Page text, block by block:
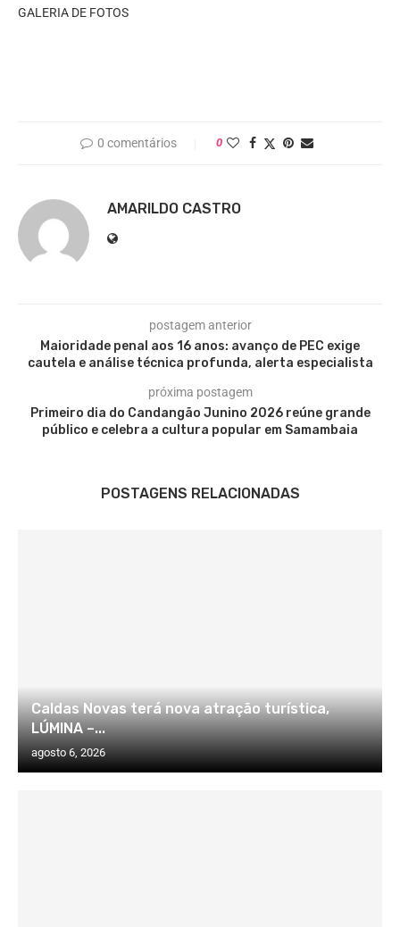
GALERIA DE FOTOS
0 comentários 0
AMARILDO CASTRO
postagem anterior
Maioridade penal aos 16 anos: avanço de PEC exige
cautela e análise técnica profunda, alerta especialista
próxima postagem
Primeiro dia do Candangão Junino 2026 reúne grande
público e celebra a cultura popular em Samambaia
POSTAGENS RELACIONADAS
Caldas Novas terá nova atração turística,
LÚMINA –...
agosto 6, 2026